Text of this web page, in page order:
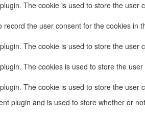
The cookie is used to store the user
the user consent for the cookies in
The cookie is used to store the user
The cookies is used to store the
The cookie is used to store the
plugin and is used to store whether or